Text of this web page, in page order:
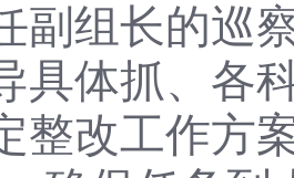
副组长的巡
具体抓、各
整改工作方